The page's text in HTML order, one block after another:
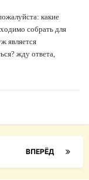
какие
собрать для
является
жду ответа,
ВПЕРЁД